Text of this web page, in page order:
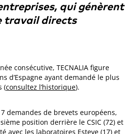
qui génèrent
travail directs
consécutive, TECNALIA figure
d’Espagne ayant demandé le plus
(consultez l’historique).
demandes de brevets européens,
position derrière le CSIC (72) et
avec les laboratoires Esteve (17) et